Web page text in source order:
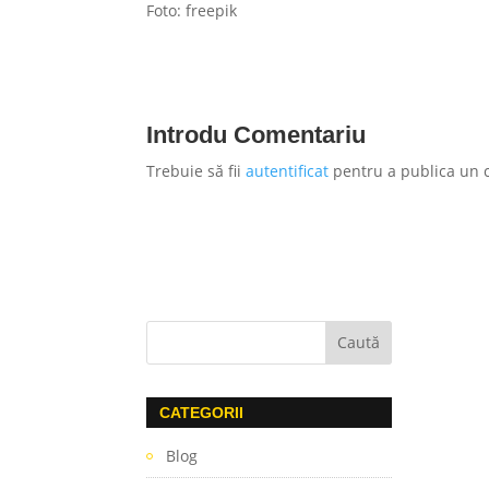
Foto: freepik
Introdu Comentariu
Trebuie să fiiautentificat pentru a publica un
CATEGORII
Blog